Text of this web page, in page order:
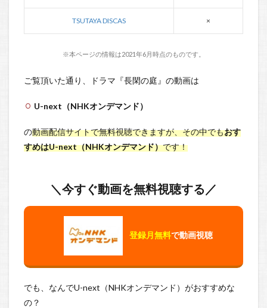
TSUTAYA DISCAS ×
※本ページの情報は2021年6月時点のものです。
ご覧頂いた通り、ドラマ『長閑の庭』の動画は
U-next（NHKオンデマンド）
の動画配信サイトで無料視聴できますが、その中でもおす
すめはU-next（NHKオンデマンド）です！
＼今すぐ動画を無料視聴する／
登録月無料で動画視聴
でも、なんでU-next（NHKオンデマンド）がおすすめな
の？